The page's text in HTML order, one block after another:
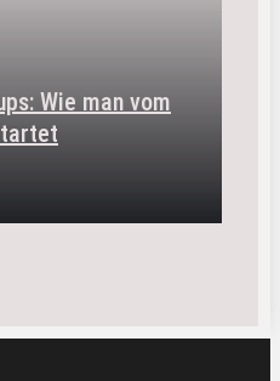
Wie man vom